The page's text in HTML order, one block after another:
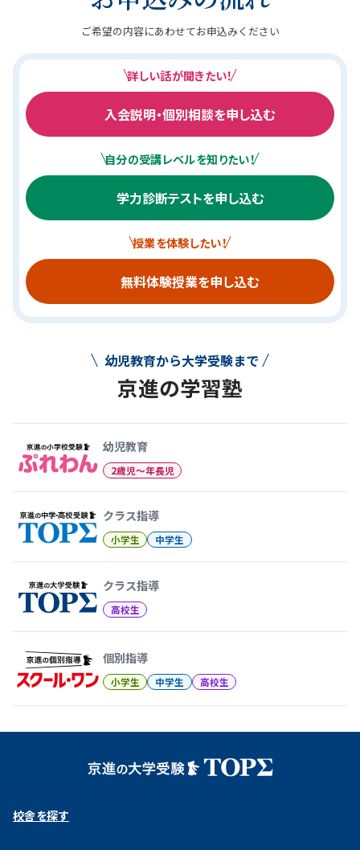
ご希望の内容にあわせてお申込みください
詳しい話が聞きたい！
入会説明・個別相談を申し込む
自分の受講レベルを知りたい！
学力診断テストを申し込む
授業を体験したい！
無料体験授業を申し込む
幼児教育から大学受験まで
京進の学習塾
幼児教育
2歳児〜年長児
クラス指導
小学生 中学生
クラス指導
高校生
個別指導
小学生 中学生 高校生
校舎を探す